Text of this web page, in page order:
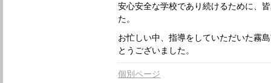
安心安全な学校であり続けるために、
た。
お忙しい中、指導をしていただいた霧
とうございました。
個別ページ